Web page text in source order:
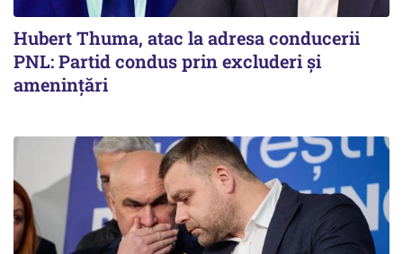
Hubert Thuma, atac la adresa conducerii
PNL: Partid condus prin excluderi și
amenințări